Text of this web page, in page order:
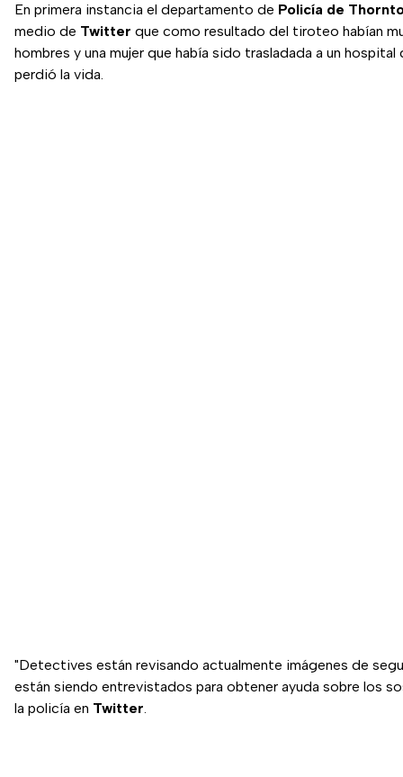
En primera instancia el departamento de Policía de
medio de Twitter que como resultado del tiroteo habían
hombres y una mujer que había sido trasladada a un
perdió la vida.
"Detectives están revisando actualmente imágenes de
están siendo entrevistados para obtener ayuda sobre los
la policía en Twitter.